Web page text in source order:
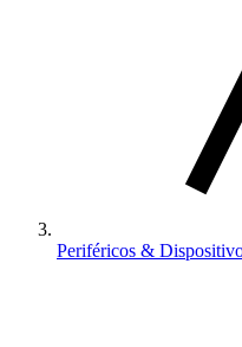
Periféricos &